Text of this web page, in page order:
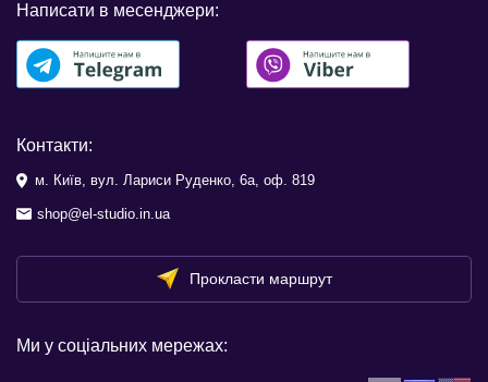
Написати в месенджери:
Контакти:
м. Київ, вул. Лариси Руденко, 6а, оф. 819
shop@el-studio.in.ua
Прокласти маршрут
Ми у соціальних мережах: